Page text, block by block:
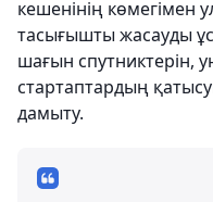
кешенінің көмегімен
тасығышты жасауды
шағын спутниктерін,
стартаптардың
дамыту.